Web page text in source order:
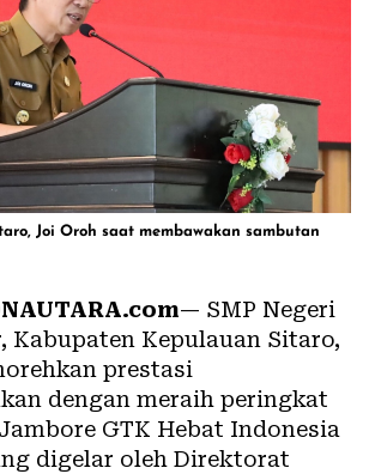
Joi Oroh saat membawakan sambutan
— SMP Negeri
Kabupaten Kepulauan Sitaro,
prestasi
dengan meraih peringkat
GTK Hebat Indonesia
digelar oleh Direktorat